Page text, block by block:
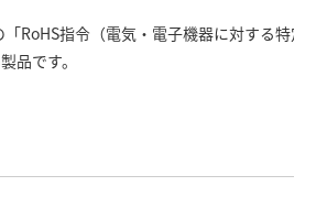
「RoHS指令（電気・電子機器に対する特
品です。